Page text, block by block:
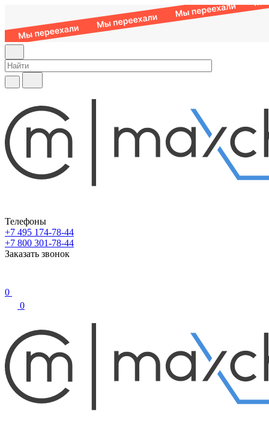
Телефоны
+7 495 174-78-44
+7 800 301-78-44
Заказать звонок
0
0